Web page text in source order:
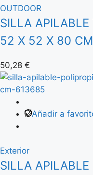
OUTDOOR
SILLA
52 X 52 X 80 CM
50,28 €
Añadir a
Exterior
SILLA APILABLE